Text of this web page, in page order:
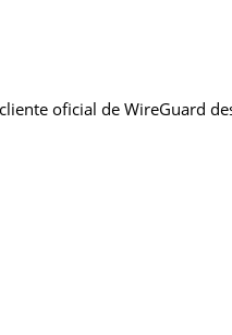
oficial de WireGuard